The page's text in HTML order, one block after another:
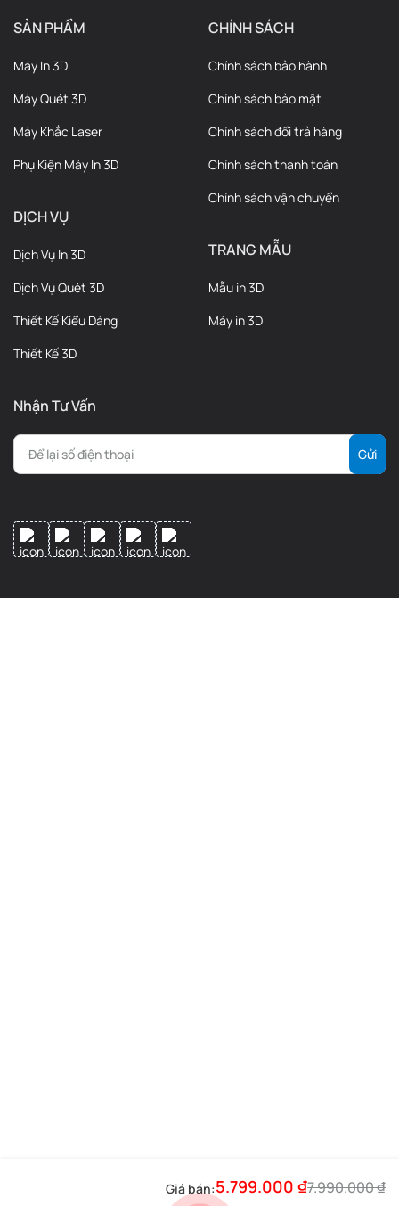
7.990.000₫
5.799.000 ₫
SẢN PHẨM
Máy In 3D
Máy Quét 3D
Máy Khắc Laser
Phụ Kiện Máy In 3D
DỊCH VỤ
Dịch Vụ In 3D
Dịch Vụ Quét 3D
Thiết Kế Kiểu Dáng
Thiết Kế 3D
CHÍNH SÁCH
Chính sách bảo hành
Chính sách bảo mật
Chính sách đổi trả hàng
Chính sách thanh toán
Chính sách vận chuyển
TRANG MẪU
Mẫu in 3D
Máy in 3D
Nhận Tư Vấn